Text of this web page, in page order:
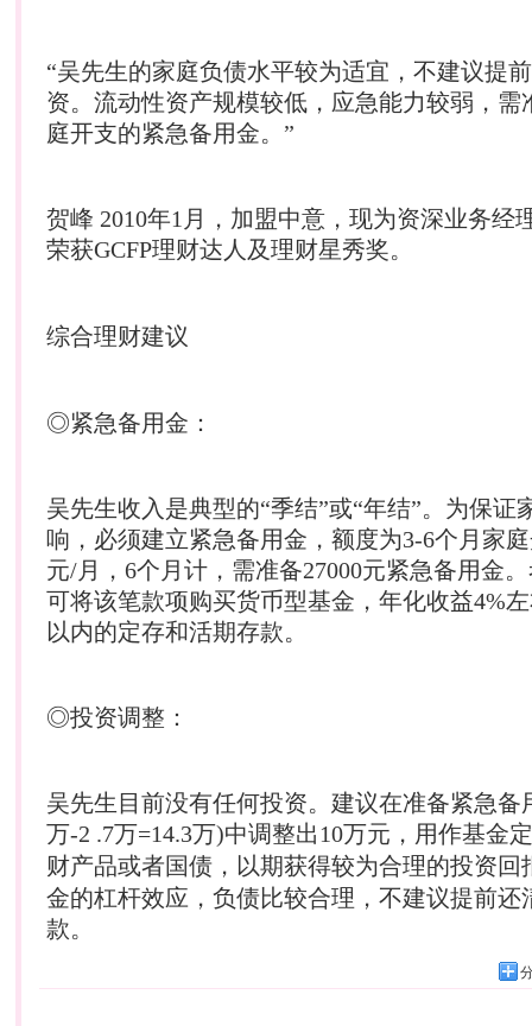
“吴先生的家庭负债水平较为适宜，不建议提
资。流动性资产规模较低，应急能力较弱，需
庭开支的紧急备用金。”
贺峰 2010年1月，加盟中意，现为资深业务经
荣获GCFP理财达人及理财星秀奖。
综合理财建议
◎紧急备用金：
吴先生收入是典型的“季结”或“年结”。为保证
响，必须建立紧急备用金，额度为3-6个月家
元/月，6个月计，需准备27000元紧急备用金
可将该笔款项购买货币型基金，年化收益4%
以内的定存和活期存款。
◎投资调整：
吴先生目前没有任何投资。建议在准备紧急备
万-2 .7万=14.3万)中调整出10万元，用作基金
财产品或者国债，以期获得较为合理的投资回
金的杠杆效应，负债比较合理，不建议提前还
款。